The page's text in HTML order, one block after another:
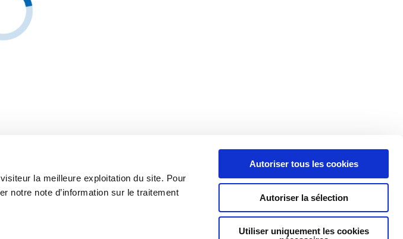
la meilleure exploitation du site. Pour
notre note d’information sur le traitement
Autoriser tous les cookies
Autoriser la sélection
Utiliser uniquement les cookies